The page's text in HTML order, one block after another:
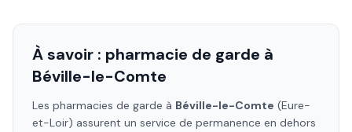
À savoir : pharmacie de garde à
Béville-le-Comte
Les pharmacies de garde à Béville-le-Comte (Eure-
et-Loir) assurent un service de permanence en dehors